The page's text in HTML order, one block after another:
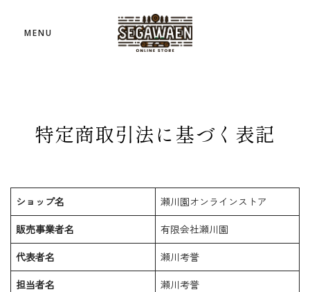
MENU
特定商取引法に基づく表記
ショップ名
瀬川園オンラインストア
販売事業者名
有限会社瀬川園
代表者名
瀬川考誉
担当者名
瀬川考誉